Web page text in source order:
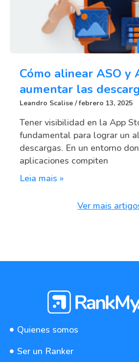
Cómo alinear ASO y
aumentar las
Leandro Scalise febrero 13, 2025
Tener visibilidad en la App
fundamental para lograr un
descargas. En un entorno
aplicaciones compiten
Leia mais »
Ver mais
Quienes somos
Ser un Ranker